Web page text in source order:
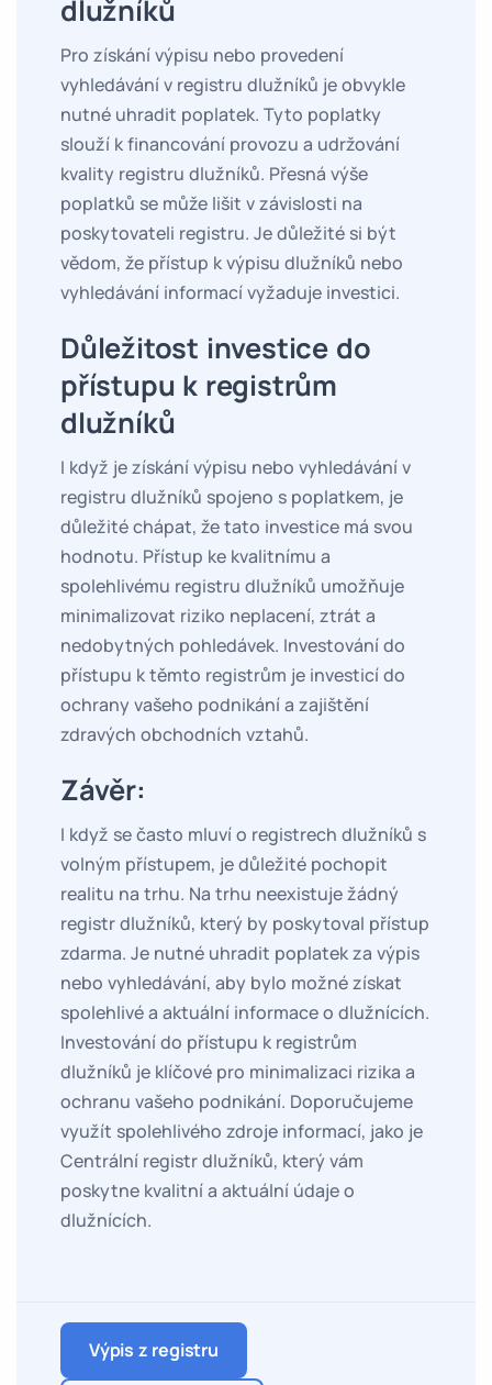
dlužníků
Pro získání výpisu nebo provedení
vyhledávání v registru dlužníků je obvykle
nutné uhradit poplatek. Tyto poplatky
slouží k financování provozu a udržování
kvality registru dlužníků. Přesná výše
poplatků se může lišit v závislosti na
poskytovateli registru. Je důležité si být
vědom, že přístup k výpisu dlužníků nebo
vyhledávání informací vyžaduje investici.
Důležitost investice do
přístupu k registrům
dlužníků
I když je získání výpisu nebo vyhledávání v
registru dlužníků spojeno s poplatkem, je
důležité chápat, že tato investice má svou
hodnotu. Přístup ke kvalitnímu a
spolehlivému registru dlužníků umožňuje
minimalizovat riziko neplacení, ztrát a
nedobytných pohledávek. Investování do
přístupu k těmto registrům je investicí do
ochrany vašeho podnikání a zajištění
zdravých obchodních vztahů.
Závěr:
I když se často mluví o registrech dlužníků s
volným přístupem, je důležité pochopit
realitu na trhu. Na trhu neexistuje žádný
registr dlužníků, který by poskytoval přístup
zdarma. Je nutné uhradit poplatek za výpis
nebo vyhledávání, aby bylo možné získat
spolehlivé a aktuální informace o dlužnících.
Investování do přístupu k registrům
dlužníků je klíčové pro minimalizaci rizika a
ochranu vašeho podnikání. Doporučujeme
využít spolehlivého zdroje informací, jako je
Centrální registr dlužníků, který vám
poskytne kvalitní a aktuální údaje o
dlužnících.
Výpis z registru